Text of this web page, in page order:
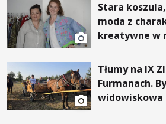
Stara
moda z
kreatywne w
Tłumy na IX
Furmanach.